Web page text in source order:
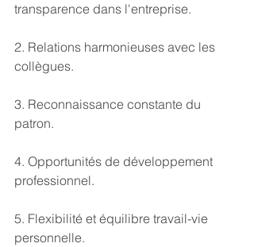
transparence dans l'entreprise.
2. Relations harmonieuses avec les
collègues.
3. Reconnaissance constante du
patron.
4. Opportunités de développement
professionnel.
5. Flexibilité et équilibre travail-vie
personnelle.